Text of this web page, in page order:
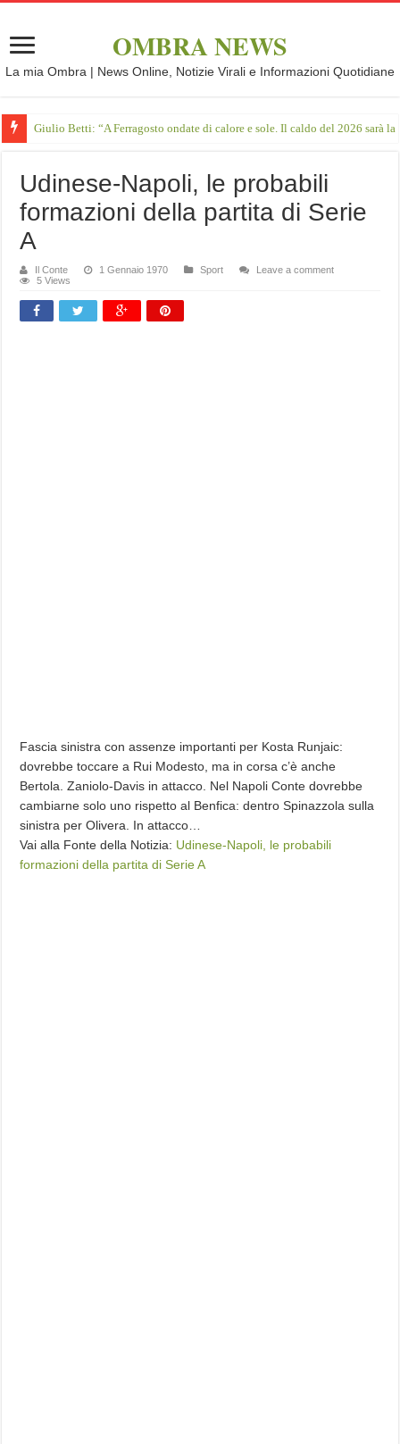
OMBRA NEWS
La mia Ombra | News Online, Notizie Virali e Informazioni Quotidiane
Giulio Betti: “A Ferragosto ondate di calore e sole. Il caldo del 2026 sarà
Udinese-Napoli, le probabili
formazioni della partita di Serie
A
Il Conte 1 Gennaio 1970 Sport
Leave a comment
5 Views
Fascia sinistra con assenze importanti per Kosta Runjaic:
dovrebbe toccare a Rui Modesto, ma in corsa c’è anche
Bertola. Zaniolo-Davis in attacco. Nel Napoli Conte dovrebbe
cambiarne solo uno rispetto al Benfica: dentro Spinazzola sulla
sinistra per Olivera. In attacco…
Vai alla Fonte della Notizia: Udinese-Napoli, le probabili
formazioni della partita di Serie A